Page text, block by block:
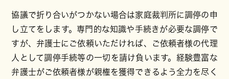
協議で折り合いがつかない場合は家庭裁判所に調停の申
し立てをします。専門的な知識や手続きが必要な調停で
すが、弁護士にご依頼いただければ、ご依頼者様の代理
人として調停手続等の一切を請け負います。経験豊富な
弁護士がご依頼者様が親権を獲得できるよう全力を尽く